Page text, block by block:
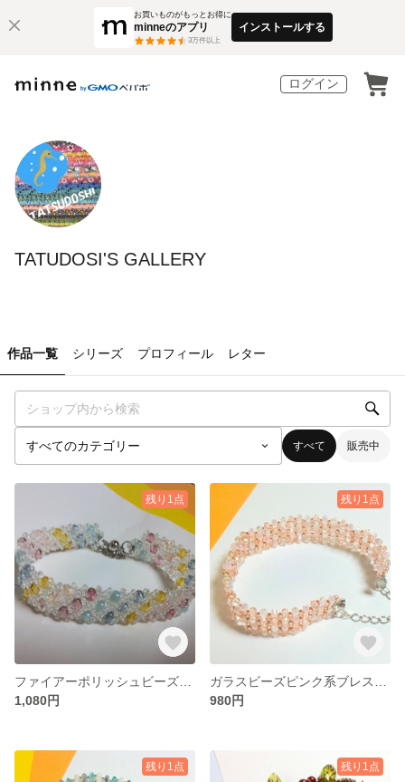
お買いものがもっとお得に
minneのアプリ
3万件以上
インストールする
ログイン
TATUDOSI'S GALLERY
作品一覧 シリーズ プロフィール レター
すべて 販売中
残り1点
1,080円
残り1点
980円
残り1点 残り1点